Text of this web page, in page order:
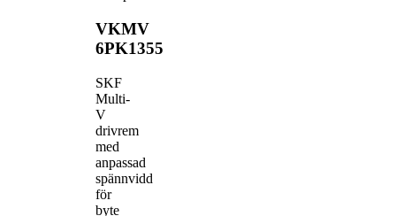
VKMV
6PK1355
SKF
Multi-
V
drivrem
med
anpassad
spännvidd
för
byte